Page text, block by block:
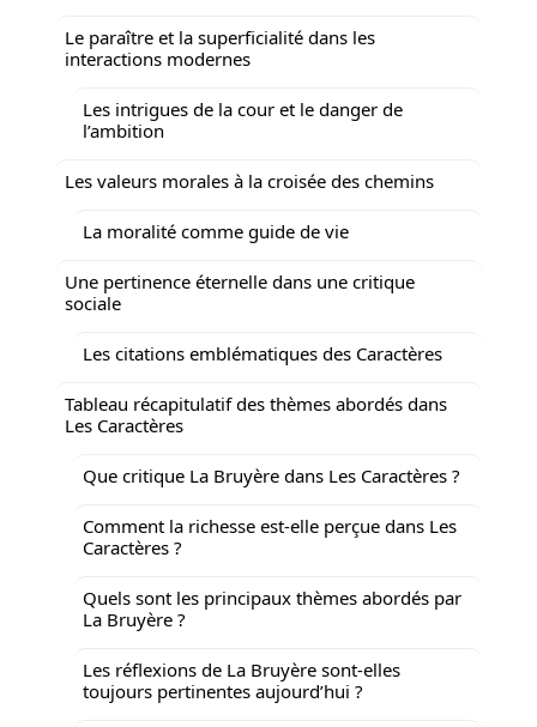
Le paraître et la superficialité dans les
interactions modernes
Les intrigues de la cour et le danger de
l’ambition
Les valeurs morales à la croisée des chemins
La moralité comme guide de vie
Une pertinence éternelle dans une critique
sociale
Les citations emblématiques des Caractères
Tableau récapitulatif des thèmes abordés dans
Les Caractères
Que critique La Bruyère dans Les Caractères ?
Comment la richesse est-elle perçue dans Les
Caractères ?
Quels sont les principaux thèmes abordés par
La Bruyère ?
Les réflexions de La Bruyère sont-elles
toujours pertinentes aujourd’hui ?